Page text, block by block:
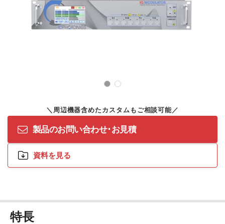
製品のお問い合わせ･お見積
資料を見る
特長